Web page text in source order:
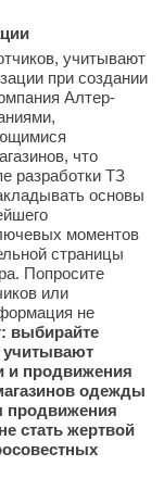
учитывают
при создании
Алтер-
что
разработки ТЗ
основы
моментов
страницы
Попросите
или
не
выбирайте
учитывают
и продвижения
одежды
продвижения
стать жертвой